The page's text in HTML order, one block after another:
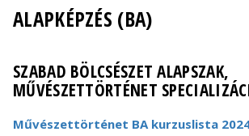
ALAPKÉPZÉS (BA)
SZABAD BÖLCSÉSZET ALAPSZAK,
MŰVÉSZETTÖRTÉNET
Művészettörténet BA kurzuslista